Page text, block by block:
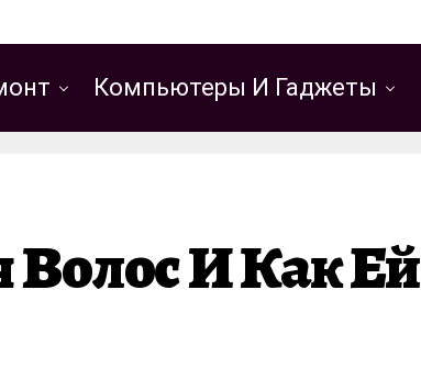
Компьютеры И Гаджеты
И Как Ей